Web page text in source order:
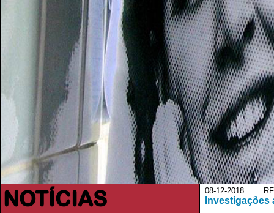
NOTÍCIAS
08-12-2018
Investigações